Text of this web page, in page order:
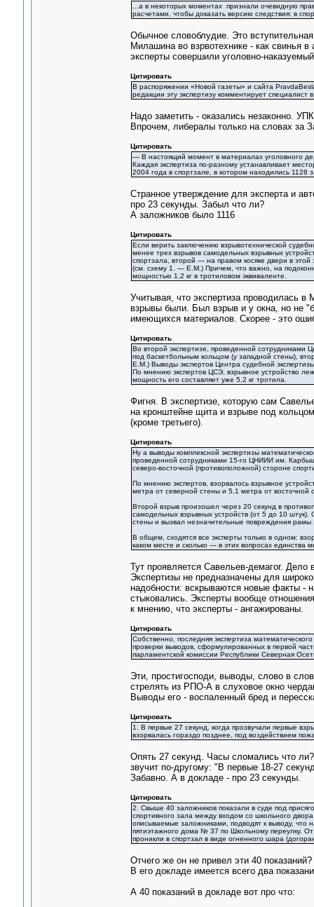
...а в некоторых моментах признали очевидную
расчетами, чтобы доказать версию следствия: в
Обычное словоблудие. Это
Милашина во взрвотехнике - как свинья
эксперты совершили уголовно-
Цитировать
В распоряжении «Новой газеты» и сайта
редакции эту экспертизу комментирует
Надо заметить - оказались незаконно.
Впрочем, либералы только на словах за
Цитировать
— В настоящий момент в материалах уголовного
Каждая экспертиза по-разному устанавливает
2004 года в спортзале, в котором находились 1128
Странное утверждение для эксперта и
про 23 секунды. Забыл что ли?
А заложников было 1116
Цитировать
Если верить заключению взрывотехнической
менее трех взрывов самодельных взрывных
спортзала, второй — на правом косяке двери в
(см. схему 1. — Е.М.) Причем, что важно, на
мощностью 1,2 кг в тротиловом эквиваленте.
Учитывая, что экспертиза проводилась
взрывы были. Был взрыв и у окна, но не
имеющихся материалов. Скорее - это
Цитировать
Во второй экспертизе, проведенной сотрудниками
под баскетбольным кольцом (у западной стены),
Е.М.) Выводы экспертов Центра судебной
По мнению экспертов ЦСЭ, взрывное устройство
мощность его составляет уже 5,2 кг тротила.
Фигня. В экспертизе, которую сам
на кронштейне щита и взрыве под
(кроме третьего).
Цитировать
Ну а выводы комплексной экспертизы
проведенной сотрудниками 15-го ЦНИИИ им.
северо-восточной (противоположной) стороне
По мнению экспертов, взорвалось взрывное
метра от северной стены и 5,1 метра от восточной
Второй взрыв произошел через 20 секунд в
самодельных взрывных устройств (от 5 до 10
стены и вызвал незначительные повреждения
В общем, сходятся все эксперты только в одном:
каком месте и сколько — в этих вопросах единства
Тут проявляется Савельев-демагог. Дело
Экспертизы не предназначены для
надобности: вскрываются новые факты -
стыковались. Эксперты вообще
к мнению, что эксперты - ангажированы.
Цитировать
Собственно, последняя экспертиза
проверки выводов, сформулированных в первой
парламентской комиссии Республики Северная
Эти, простигосподи, выводы, слово в
стрелять из РПО-А в слуховое окно
Выводы его - воспаленный бред и
Цитировать
1. В первые 27 секунд, когда прозвучали первые
взорвалась гораздо позднее, под воздействием
Опять 27 секунд. Часы сломались что
звучит по-другому: "В первые 18-27
Забавно. А в докладе - про 23 секунды.
Цитировать
2. Свыше 40 заложников показали в суде под
спортивного зала между входом со школьного
описываемые заложниками, подводят к выводу, что
пятиэтажного дома № 37 по Школьному переулку. От
проникли в спортзал в виде огненного шара
Отчего же он не привел эти 40 показаний?
В его докладе имеется всего два
А 40 показаний в докладе вот про что: